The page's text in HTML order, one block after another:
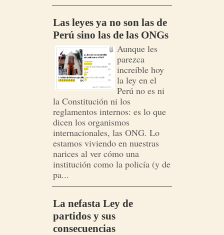
Las leyes ya no son las de
Perú sino las de las ONGs
Aunque les
parezca
increíble hoy
la ley en el
Perú no es ni
la Constitución ni los
reglamentos internos: es lo que
dicen los organismos
internacionales, las ONG. Lo
estamos viviendo en nuestras
narices al ver cómo una
institución como la policía (y de
pa...
La nefasta Ley de
partidos y sus
consecuencias